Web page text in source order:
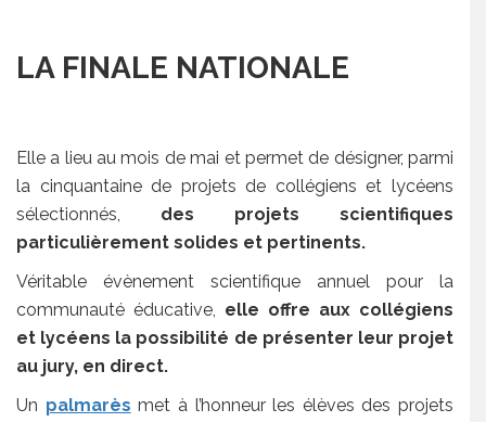
LA FINALE NATIONALE
Elle a lieu au mois de mai et permet de désigner, parmi
la cinquantaine de projets de collégiens et lycéens
sélectionnés, des projets scientifiques
particulièrement solides et pertinents.
Véritable évènement scientifique annuel pour la
communauté éducative, elle offre aux collégiens
et lycéens la possibilité de présenter leur projet
au jury, en direct.
Un palmarès met à l’honneur les élèves des projets